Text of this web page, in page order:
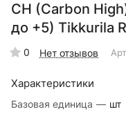
CH (Carbon
до +5) Tikkurila
0 Нет отзывов
Характеристики
Базовая единица — шт